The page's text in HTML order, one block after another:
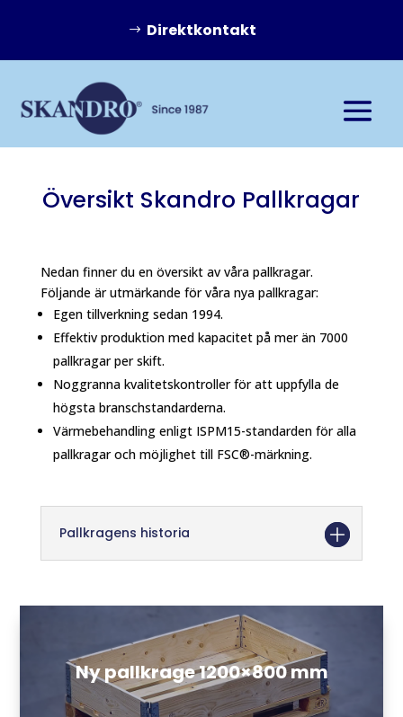
Direktkontakt
Översikt Skandro Pallkragar
Nedan finner du en översikt av våra pallkragar.
Följande är utmärkande för våra nya pallkragar:
Egen tillverkning sedan 1994.
Effektiv produktion med kapacitet på mer än 7000
pallkragar per skift.
Noggranna kvalitetskontroller för att uppfylla de
högsta branschstandarderna.
Värmebehandling enligt ISPM15-standarden för alla
pallkragar och möjlighet till FSC®-märkning.
Pallkragens historia
Ny pallkrage 1200×800 mm